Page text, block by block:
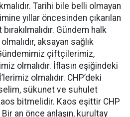
Tarihi bile belli olmayan
yıllar öncesinden çıkarılan
Gündem halk
aksayan sağlık
çiftçilerimiz,
olmalıdır. İflasın eşiğindeki
olmalıdır. CHP’deki
sükunet ve suhulet
bitmelidir. Kaos eşittir CHP
an önce anlaşın, kurultay